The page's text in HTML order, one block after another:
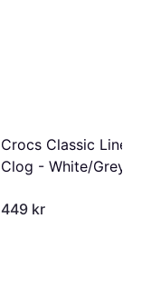
Crocs Classic Lined
Clog - White/Grey
449 kr